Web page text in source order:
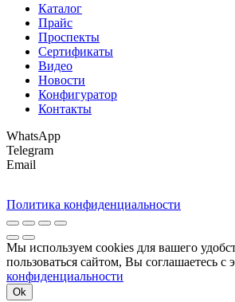
Каталог
Прайс
Проспекты
Сертификаты
Видео
Новости
Конфигуратор
Контакты
WhatsApp
Telegram
Email
Политика конфиденциальности
Мы используем cookies для вашего
пользоваться сайтом, Вы соглашаетесь с
конфиденциальности
Ok